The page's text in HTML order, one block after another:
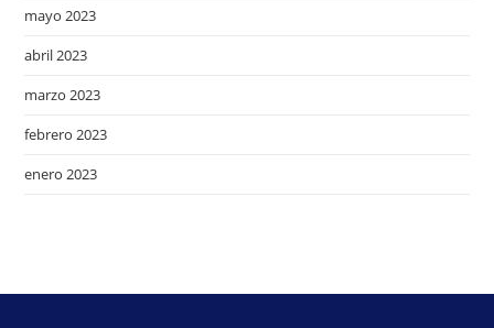
mayo 2023
abril 2023
marzo 2023
febrero 2023
enero 2023